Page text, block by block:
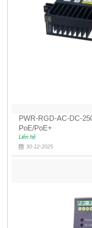
PWR-RGD-AC-DC-
PoE/PoE+
Liên hệ
30-12-2025